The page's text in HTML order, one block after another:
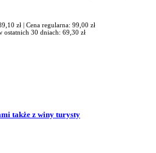
zł | Cena regularna: 99,00 zł
ostatnich 30 dniach: 69,30 zł
także z winy turysty